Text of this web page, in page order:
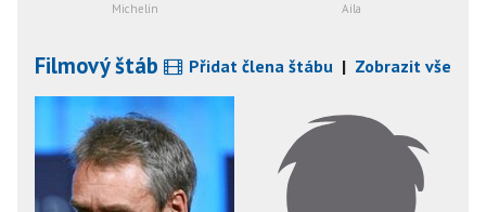
Michelin Aila
Filmový štáb Přidat člena štábu | Zobrazit vše